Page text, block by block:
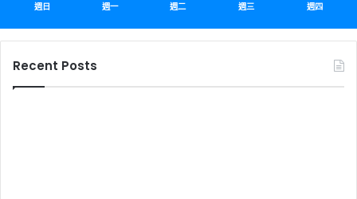
週日 週一 週二 週三 週四
Recent Posts